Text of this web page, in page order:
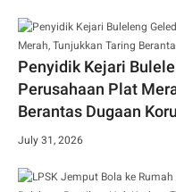
Penyidik Kejari
Perusahaan Plat
Berantas Dugaan
July 31, 2026